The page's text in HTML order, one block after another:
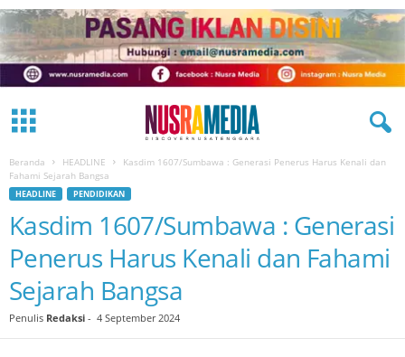
Beranda HEADLINE
Kasdim 1607/Sumbawa : Generasi Penerus Harus Kenali dan
Fahami Sejarah Bangsa
HEADLINE PENDIDIKAN
Kasdim 1607/Sumbawa : Generasi
Penerus Harus Kenali dan Fahami
Sejarah Bangsa
Penulis Redaksi - 4 September 2024